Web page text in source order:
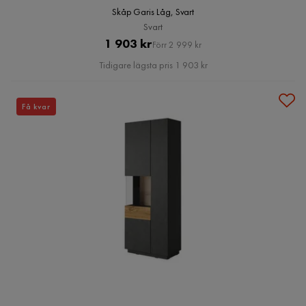
Skåp Garis Låg, Svart
Svart
Pris
1 903 krOriginal
Pris
Förr 2 999 kr
Tidigare lägsta pris 1 903 kr
Få kvar